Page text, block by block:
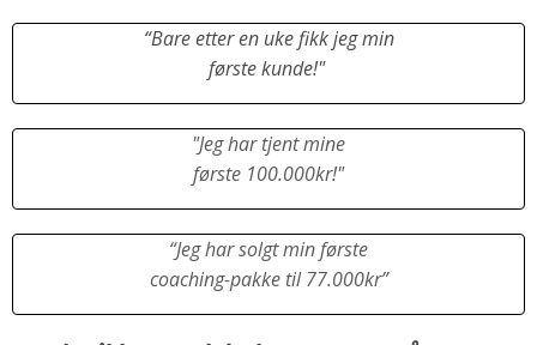
“Bare etter en uke fikk jeg min
første kunde!"
"Jeg har tjent mine
første 100.000kr!"
“Jeg har solgt min første
coaching-pakke til 77.000kr”